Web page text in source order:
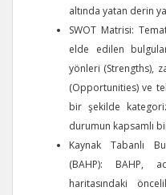
altında yatan derin
SWOT Matrisi:
elde edilen
yönleri (Strengths),
(Opportunities) ve
bir şekilde
durumun kapsamlı
Kaynak Tabanlı
(BAHP): BAHP,
haritasındaki